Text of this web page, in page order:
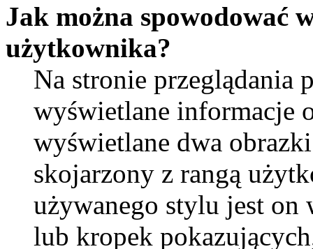
Jak można spowodować
użytkownika?
Na stronie przeglądania
wyświetlane informacje
wyświetlane dwa
skojarzony z rangą
używanego stylu jest
lub kropek